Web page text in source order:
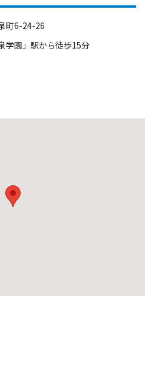
町6-24-26
学園」駅から徒歩15分